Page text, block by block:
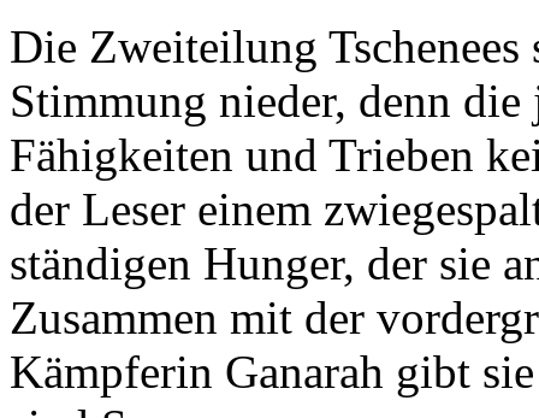
Die Zweiteilung
Stimmung nieder, denn
Fähigkeiten und Trieben
der Leser einem
ständigen Hunger, der sie
Zusammen mit der
Kämpferin Ganarah gibt